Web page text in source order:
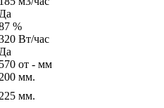
%
Вт/час
570 от - мм
мм.
мм.